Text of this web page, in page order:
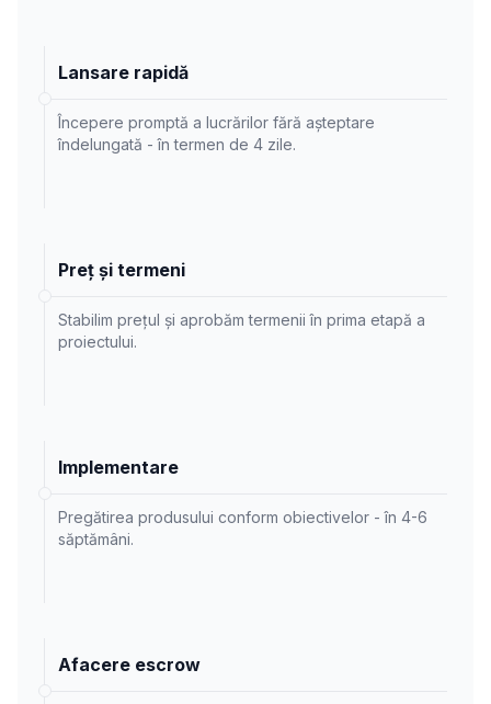
Lansare rapidă
Începere promptă a lucrărilor fără așteptare
îndelungată - în termen de 4 zile.
Preț și termeni
Stabilim prețul și aprobăm termenii în prima etapă a
proiectului.
Implementare
Pregătirea produsului conform obiectivelor - în 4-6
săptămâni.
Afacere escrow